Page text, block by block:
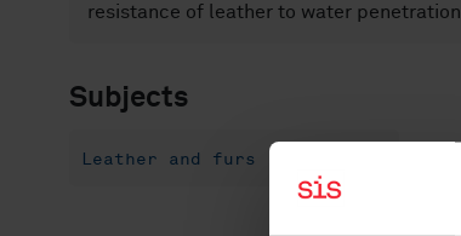
resistance of leather to water penetration.
Subjects
Leather and furs (59.140.30)